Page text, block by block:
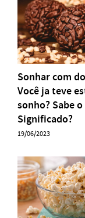
Sonhar com
Você ja teve
sonho? Sabe o
Significado?
19/06/2023